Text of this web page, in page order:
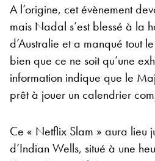
A l’origine, cet évènement
mais Nadal s’est blessé à la
d’Australie et a manqué tout
bien que ce ne soit qu’une
information indique que le
prêt à jouer un calendrier
Ce « Netflix Slam » aura lieu
d’Indian Wells, situé à une